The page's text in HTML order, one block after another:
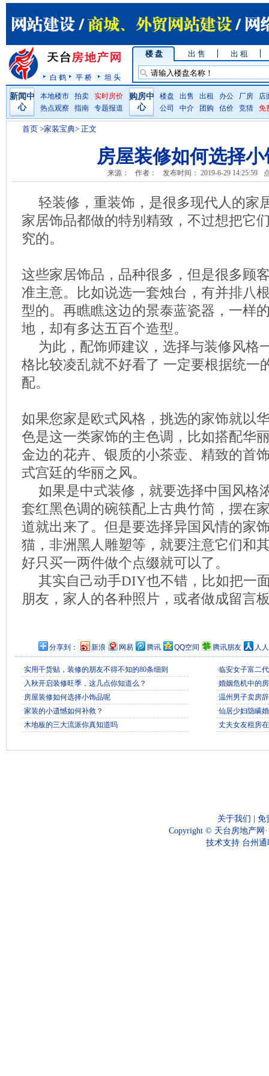
白 鹤 平 桥 坦 头
楼 盘 出 售 出 租
新闻中
心
本地楼市 拍卖
实时房价
热点观察
指南 专题报道
购房中
心
楼盘 出售 出租 办公 厂房
店
公司
中介 团购 估价 竞猜 免
首页 >家装宝典> 正文
房屋装修如何选择
来源： 作者： 发布时间： 2019-6-29 14:25:59
轻装修，重装饰，是很多现代人的家
家居饰品都做的特别精致，不过想把它
究的。
这些家居饰品，品种很多，但是很多顾
准主意。比如说选一套烛台，有并排八
型的。再瞧瞧这边的景泰蓝瓷器，一样
地，却有多达五百个造型。
为此，配饰师建议，选择与装修风格
格比较凌乱就不好看了 一定要根据统一
配。
如果您家是欧式风格，挑选的家饰就以
色是这一类家饰的主色调，比如搭配华
金边的花卉、银质的小茶壶、精致的首
式宫廷的华丽之风。
如果是中式装修，就要选择中国风格
套红黑色调的碗筷配上古典竹简，摆在
道就出来了。但是要选择异国风情的家
猫，非洲黑人雕塑等，就要注意它们和
好只买一两件做个点缀就可以了。
其实自己动手DIY也不错，比如把一
朋友，家人的各种照片，或者做成留言
分享到： 新浪 网易 腾讯 QQ空间 腾讯朋友 人
·实用干货贴，装修的朋友不得不知的80条细则
· 入秋开启装修旺季，这几点你知道么？
·房屋装修如何选择小饰品呢
·家装的小遗憾如何补救？
·木地板的三大流派你真知道吗
·临安女子富二
·婚姻危机中的
·温州男子卖房
·仙居少妇隐瞒
·丈夫女友租房
关于我们
免
Copyright © 天台房地产网
技术支持 台州